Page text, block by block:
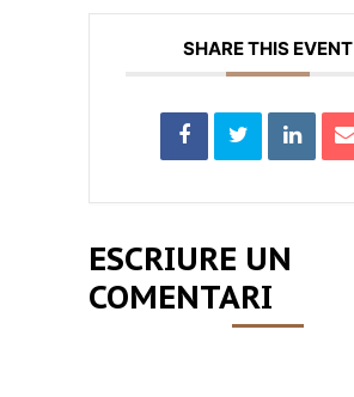
SHARE THIS EVENT
ESCRIURE UN
COMENTARI